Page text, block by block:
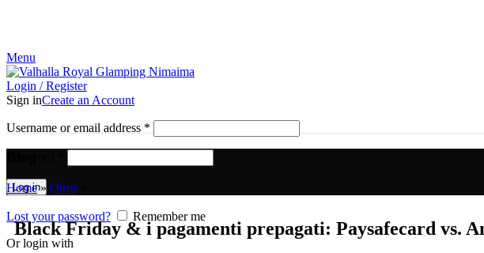
Menu
Login / Register
Sign inCreate an Account
Username or email address *
Log in
Lost your password?
Remember me
Or login with
Home» Otros
Black Friday & i pagamenti prepagati: Paysafecard vs.